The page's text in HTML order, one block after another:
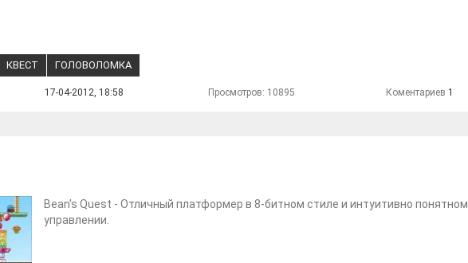
КВЕСТ ГОЛОВОЛОМКА
17-04-2012, 18:58 Просмотров: 10895 Коментариев 1
Bean's Quest - Отличный платформер в 8-битном стиле и интуитивно понятном
управлении.